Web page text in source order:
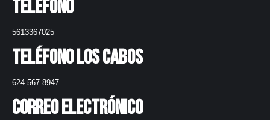
Teléfono
5613367025
Teléfono Los Cabos
624 567 8947
Correo electrónico